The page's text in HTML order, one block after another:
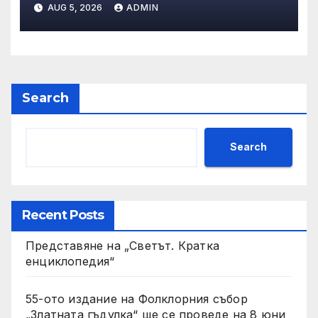
AUG 5, 2026 ADMIN
Search
Search
Recent Posts
Представяне на „Светът. Кратка
енциклопедия“
55-ото издание на Фолклорния събор
„Златната гъдулка“ ще се проведе на 8 юни